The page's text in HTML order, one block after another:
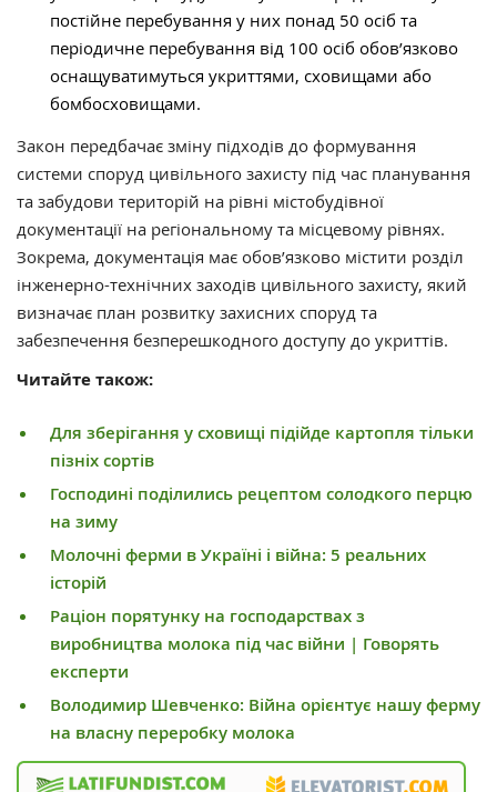
постійне перебування у них понад 50 осіб та
періодичне перебування від 100 осіб обов’язково
оснащуватимуться укриттями, сховищами або
бомбосховищами.
Закон передбачає зміну підходів до формування
системи споруд цивільного захисту під час планування
та забудови територій на рівні містобудівної
документації на регіональному та місцевому рівнях.
Зокрема, документація має обов’язково містити розділ
інженерно-технічних заходів цивільного захисту, який
визначає план розвитку захисних споруд та
забезпечення безперешкодного доступу до укриттів.
Читайте також:
Для зберігання у сховищі підійде картопля тільки
пізніх сортів
Господині поділились рецептом солодкого перцю
на зиму
Молочні ферми в Україні і війна: 5 реальних
історій
Раціон порятунку на господарствах з
виробництва молока під час війни | Говорять
експерти
Володимир Шевченко: Війна орієнтує нашу ферму
на власну переробку молока